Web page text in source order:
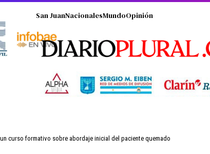
San JuanNacionalesMundoOpinión
curso formativo sobre abordaje inicial del paciente quemado